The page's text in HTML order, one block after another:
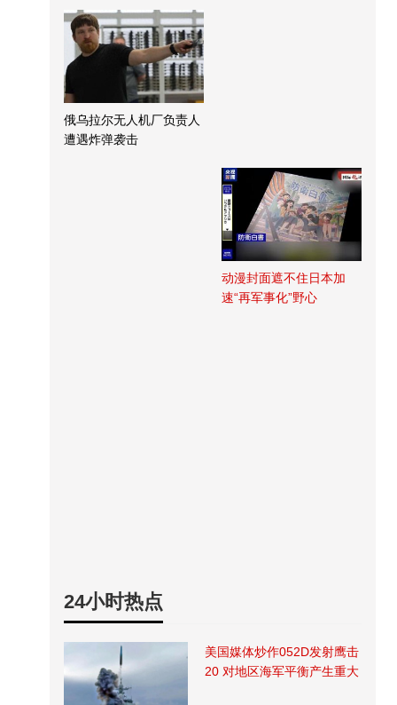
俄乌拉尔无人机厂负责人
遭遇炸弹袭击
动漫封面遮不住日本加
速“再军事化”野心
24小时热点
美国媒体炒作052D发射鹰击
20 对地区海军平衡产生重大